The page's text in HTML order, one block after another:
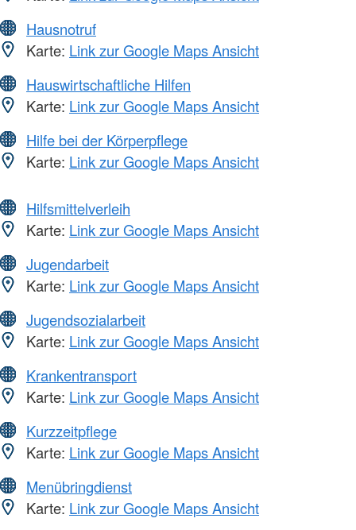
Hausnotruf
Karte: Link zur Google Maps Ansicht
Hauswirtschaftliche Hilfen
Karte: Link zur Google Maps Ansicht
Hilfe bei der Körperpflege
Karte: Link zur Google Maps Ansicht
Hilfsmittelverleih
Karte: Link zur Google Maps Ansicht
Jugendarbeit
Karte: Link zur Google Maps Ansicht
Jugendsozialarbeit
Karte: Link zur Google Maps Ansicht
Krankentransport
Karte: Link zur Google Maps Ansicht
Kurzzeitpflege
Karte: Link zur Google Maps Ansicht
Menübringdienst
Karte: Link zur Google Maps Ansicht